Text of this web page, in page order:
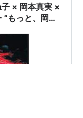
× 岡本真実 ×
もっと、岡本